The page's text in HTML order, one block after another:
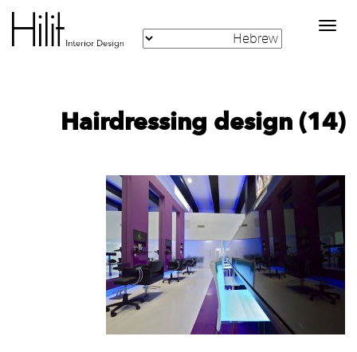
Toggle
navigation
Hairdressing design (14)